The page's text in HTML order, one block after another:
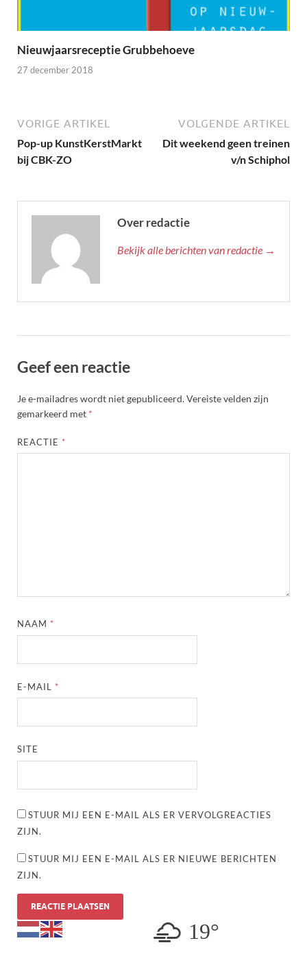
Nieuwjaarsreceptie Grubbehoeve
27 december 2018
VORIGE ARTIKEL
Pop-up KunstKerstMarkt
bij CBK-ZO
VOLGENDE ARTIKEL
Dit weekend geen treinen
v/n Schiphol
Over redactie
Bekijk alle berichten van redactie →
Geef een reactie
Je e-mailadres wordt niet gepubliceerd.Vereiste velden zijn
gemarkeerd met *
REACTIE *
NAAM *
E-MAIL *
SITE
STUUR MIJ EEN E-MAIL ALS ER VERVOLGREACTIES
ZIJN.
STUUR MIJ EEN E-MAIL ALS ER NIEUWE BERICHTEN
ZIJN.
19°